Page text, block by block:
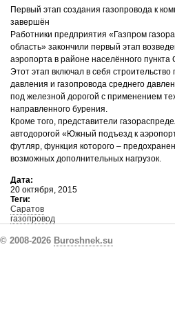
Первый этап создания газопровода к
завершён
Работники предприятия «Газпром
область» закончили первый этап
аэропорта в районе населённого пункта
Этот этап включал в себя строительство
давления и газопровода среднего
под железной дорогой с применением
направленного бурения.
Кроме того, представители
автодорогой «Южный подъезд к
футляр, функция которого –
возможных дополнительных нагрузок.
Дата:
20 октября, 2015
Теги:
Саратов
газопровод
© 2008-2026 Buroshnek.su